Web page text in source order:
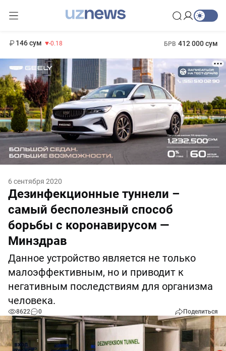
146 сум -0.18 БРВ 412 000 сум
6 сентября 2020
Дезинфекционные туннели –
самый бесполезный способ
борьбы с коронавирусом —
Минздрав
Данное устройство является не только
малоэффективным, но и приводит к
негативным последствиям для организма
человека.
8622 0 Поделиться